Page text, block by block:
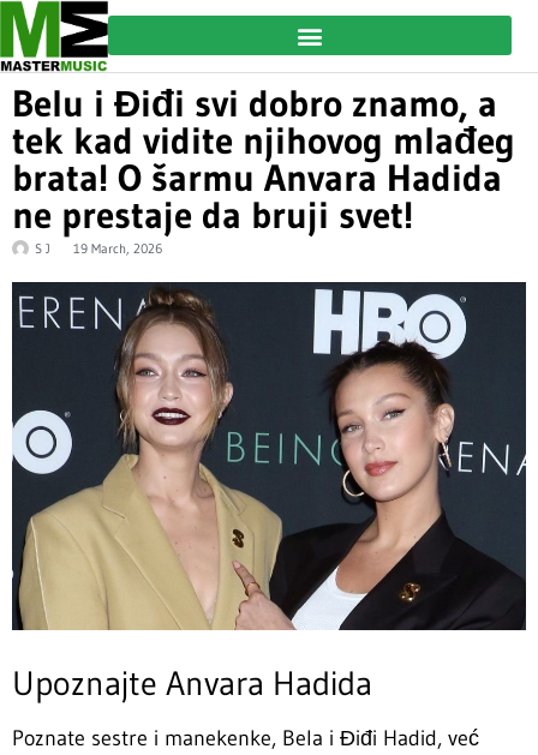
Belu i Điđi svi dobro znamo, a
tek kad vidite njihovog mlađeg
brata! O šarmu Anvara Hadida
ne prestaje da bruji svet!
S J 19 March, 2026
Upoznajte Anvara Hadida
Poznate sestre i manekenke, Bela i Điđi Hadid, već